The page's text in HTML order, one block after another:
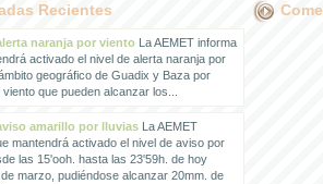
Recientes
naranja por vientoLa AEMET informa
activado el nivel de alerta naranja por
geográfico de Guadix y Baza por
que pueden alcanzar los...
amarillo por lluviasLa AEMET
mantendrá activado el nivel de aviso por
las 15'ooh. hasta las 23'59h. de hoy
marzo, pudiéndose alcanzar 20mm. de